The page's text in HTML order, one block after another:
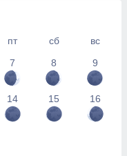
пт сб
вс
7 8 9
14 15 16